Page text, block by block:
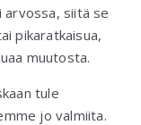
arvossa, siitä se
pikaratkaisua,
muutosta.
tule
jo valmiita.